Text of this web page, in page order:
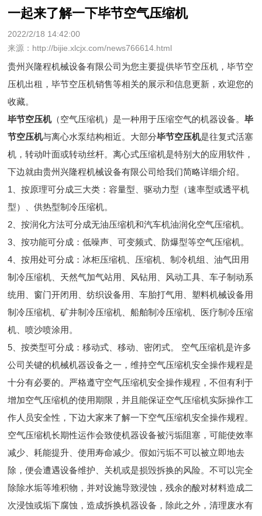
一起来了解一下毕节空气压缩机
2022/2/18 14:42:00
来源：http://bijie.xlcjx.com/news766614.html
贵州兴隆程机械设备有限公司为您主要提供毕节空压机 ，毕节空
压机出租，毕节空压机销售等相关的展示和信息更新，欢迎您的
收藏。
毕节空压机（空气压缩机）是一种用于压缩空气的机器设备。毕
节空压机与离心水泵结构相近。大部分毕节空压机是往复式活塞
机，转动叶面或转动丝杆。离心式压缩机是特别大的应用软件，
下边就由贵州兴隆程机械设备有限公司给我们简略详细介绍。
1、按原理可分成三大类：容量型、驱动力型（速率型或透平机
型）、供热型制冷压缩机。
2、按润化方法可分成无油压缩机和汽车机油润化空气压缩机。
3、按功能可分成：低噪声、可变频式、防爆型等空气压缩机。
4、按用处可分成：冰柜压缩机、压缩机、制冷机组、油气田用
制冷压缩机、天然气加气站用、风钻用、风动工具、车子制动系
统用、窗门开闭用、纺织设备用、车胎打气用、塑料机械设备用
制冷压缩机、矿井制冷压缩机、船舶制冷压缩机、医疗制冷压缩
机、喷沙喷涂用。
5、按类型可分成：移动式、移动、密闭式。 空气压缩机是许多
公司关键的机械机器设备之一，维持空气压缩机安全操作规程是
十分有必要的。严格遵守空气压缩机安全操作规程，不但有利于
增加空气压缩机的使用期限，并且能保证空气压缩机实际操作工
作人员安全性，下边大家来了解一下空气压缩机安全操作规程。
空气压缩机长期性运作会致使机器设备被污垢阻塞，可能使效率
减少、耗能提升、使用寿命减少。假如污垢不可以被立即地去
除，便会遭遇设备维护、关机或是损毁拆换的风险。不可以完全
除除水垢等堆积物，并对设施导致浸蚀，残余的酸对材料造成二
次浸蚀或垢下腐蚀，造成拆换机器设备，除此之外，清理废水有